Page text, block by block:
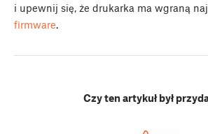
i upewnij się, że drukarka ma wgraną
firmware.
Czy ten artykuł był